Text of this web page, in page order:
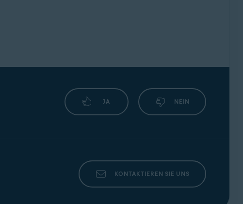
JA NEIN
KONTAKTIEREN SIE UNS